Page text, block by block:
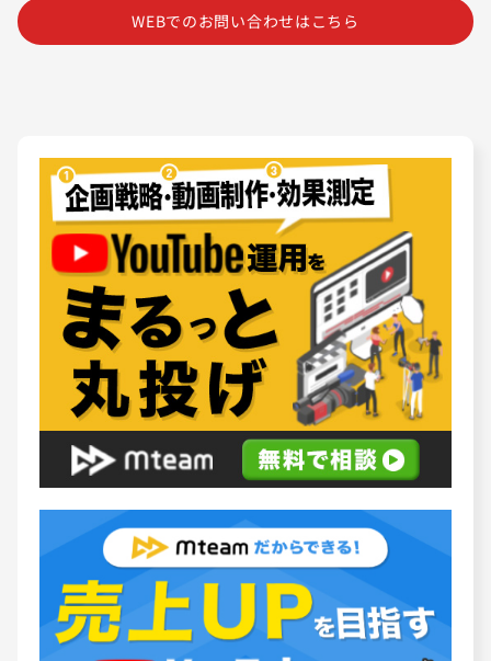
WEBでのお問い合わせはこちら